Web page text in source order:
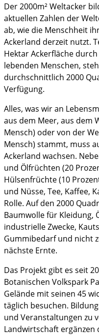
Der 2000m² Weltacker
aktuellen Zahlen der
ab, wie die Menschheit
Ackerland derzeit nutzt.
Hektar Ackerfläche
lebenden Menschen,
durchschnittlich 2000
Verfügung.
Alles, was wir an
aus dem Meer, aus dem
Mensch) oder von der
Mensch) stammt, muss
Ackerland wachsen.
und Ölfrüchten (20
Hülsenfrüchte (10
und Nüsse, Tee, Kaffee,
Rolle. Auf den 2000
Baumwolle für Kleidung,
industrielle Zwecke,
Gummibedarf und nicht
nächste Ernte.
Das Projekt gibt es seit
Botanischen Volkspark
Gelände mit seinen 45
täglich besuchen.
und Veranstaltungen zu
Landwirtschaft ergänzen